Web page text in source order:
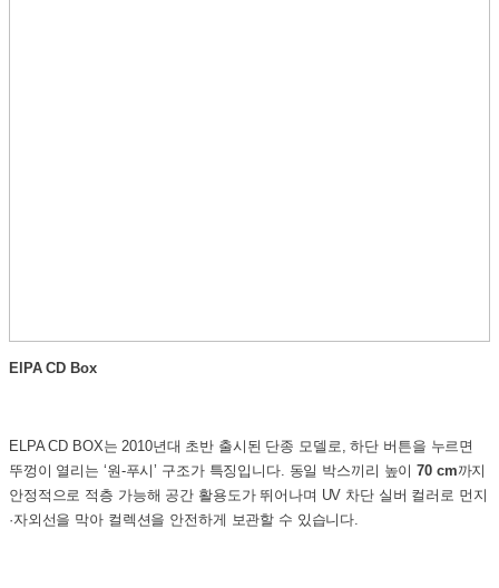
ElPA CD Box
ELPA CD BOX는 2010년대 초반 출시된 단종 모델로, 하단 버튼을 누르면
뚜껑이 열리는 ‘원-푸시’ 구조가 특징입니다. 동일 박스끼리 높이70 cm까지
안정적으로 적층 가능해 공간 활용도가 뛰어나며 UV 차단 실버 컬러로 먼지
·자외선을 막아 컬렉션을 안전하게 보관할 수 있습니다.